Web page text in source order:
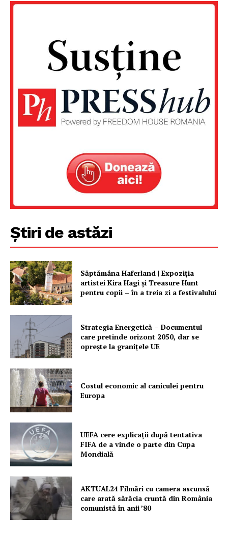
Un proiect
PRESShub
Despre noi / Echipa
Proiecte editoriale
Rețea
Știri de astăzi
Săptămâna Haferland | Expoziţia
artistei Kira Hagi şi Treasure Hunt
pentru copii – în a treia zi a festivalului
Strategia Energetică – Documentul
care pretinde orizont 2050, dar se
oprește la granițele UE
Costul economic al caniculei pentru
Europa
UEFA cere explicații după tentativa
FIFA de a vinde o parte din Cupa
Mondială
AKTUAL24 Filmări cu camera ascunsă
care arată sărăcia cruntă din România
comunistă în anii ’80